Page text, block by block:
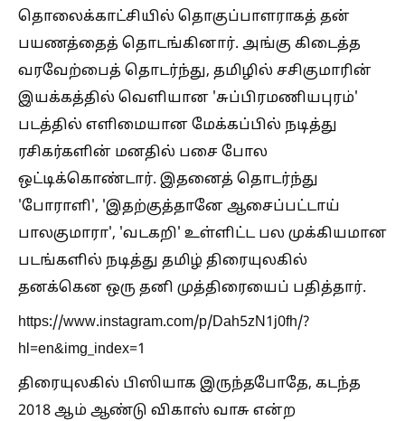
தொலைக்காட்சியில் தொகுப்பாளராகத் தன்
பயணத்தைத் தொடங்கினார். அங்கு கிடைத்த
வரவேற்பைத் தொடர்ந்து, தமிழில் சசிகுமாரின்
இயக்கத்தில் வெளியான 'சுப்பிரமணியபுரம்'
படத்தில் எளிமையான மேக்கப்பில் நடித்து
ரசிகர்களின் மனதில் பசை போல
ஒட்டிக்கொண்டார். இதனைத் தொடர்ந்து
'போராளி', 'இதற்குத்தானே ஆசைப்பட்டாய்
பாலகுமாரா', 'வடகறி' உள்ளிட்ட பல முக்கியமான
படங்களில் நடித்து தமிழ் திரையுலகில்
தனக்கென ஒரு தனி முத்திரையைப் பதித்தார்.
https://www.instagram.com/p/Dah5zN1j0fh/?
hl=en&img_index=1
திரையுலகில் பிஸியாக இருந்தபோதே, கடந்த
2018 ஆம் ஆண்டு விகாஸ் வாசு என்ற